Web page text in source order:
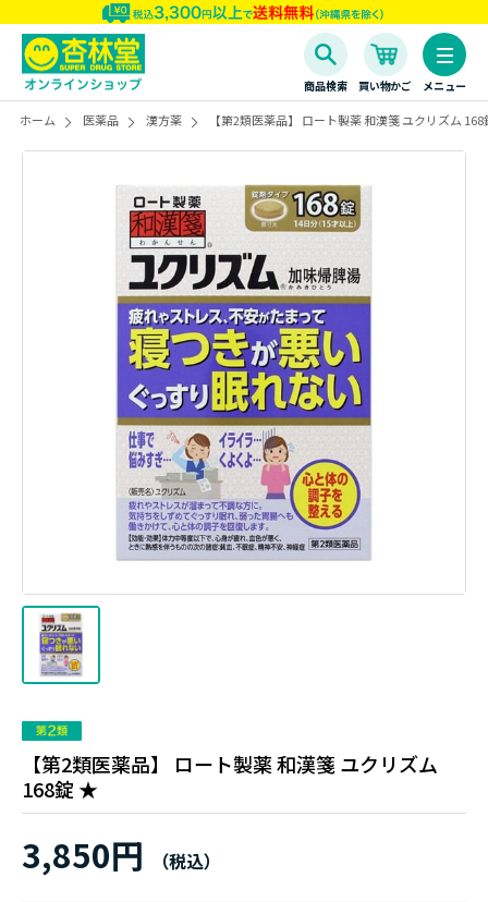
商品検索 買い物かご メニュー
ホーム 医薬品 漢方薬 【第2類医薬品】 ロート製薬 和漢箋 ユクリズム
【第2類医薬品】 ロート製薬 和漢箋 ユクリズム
168錠 ★
3,850円